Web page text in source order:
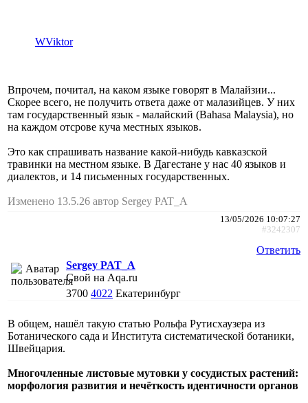
WViktor
Впрочем, почитал, на каком языке говорят в Малайзии...
Скорее всего, не получить ответа даже от малазийцев. У них
там государственный язык - малайский (Bahasa Malaysia), но
на каждом отсрове куча местных языков.
Это как спрашивать название какой-нибудь кавказской
травинки на местном языке. В Дагестане у нас 40 языков и
диалектов, и 14 письменных государственных.
Изменено 13.5.26 автор Sergey PAT_A
13/05/2026 10:07:27
#3242307
Ответить
Sergey PAT_A
Свой на Aqa.ru
3700 4022 Екатеринбург
В общем, нашёл такую статью Рольфа Рутисхаузера из
Ботанического сада и Института систематической ботаники,
Швейцария.
Многочленные листовые мутовки у сосудистых растений:
морфология развития и нечёткость идентичности органов